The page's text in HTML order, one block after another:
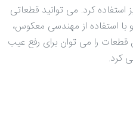
کرد. می توانید قطعاتی
با استفاده از مهندسی معکوس،
قطعات را می توان برای رفع عیب
کرد.